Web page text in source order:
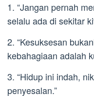
1. “Jangan pernah
selalu ada di sekitar
2. “Kesuksesan
kebahagiaan adalah
3. “Hidup ini indah,
penyesalan.”